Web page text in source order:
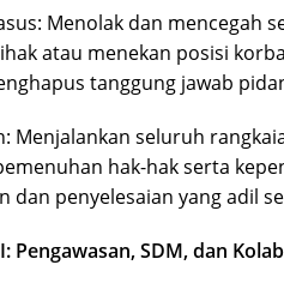
Menolak dan mencegah
atau menekan posisi
tanggung jawab
Menjalankan seluruh
hak-hak serta
dan penyelesaian yang adil
Pengawasan, SDM, dan